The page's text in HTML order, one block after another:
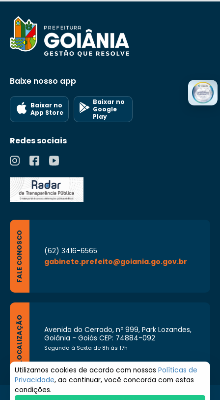
Baixe nosso app
Baixar no
App Store
Baixar no
Google
Play
Redes sociais
FALE CONOSCO
(62) 3416-6565
gabinete.prefeito@goiania.go.gov.br
LOCALIZAÇÃO
Avenida do Cerrado, nº 999, Park Lozandes,
Goiânia - Goiás CEP: 74884-092
Segunda à Sexta de 8h às 17h
Utilizamos cookies de acordo com nossas Políticas de
Privacidade, ao continuar, você concorda com estas
condições.